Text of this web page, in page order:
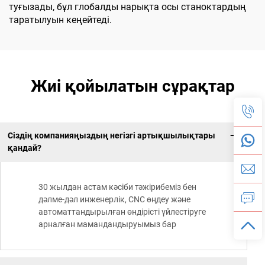
туғызады, бұл глобалды нарықта осы станоктардың
таратылуын кеңейтеді.
Жиі қойылатын сұрақтар
Сіздің компанияңыздың негізгі артықшылықтары
қандай?
30 жылдан астам кәсіби тәжірибеміз бен
дәлме-дәл инженерлік, CNC өңдеу және
автоматтандырылған өндірісті үйлестіруге
арналған мамандандыруымыз бар